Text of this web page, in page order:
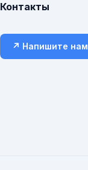
Контакты
↗ Напишите нам